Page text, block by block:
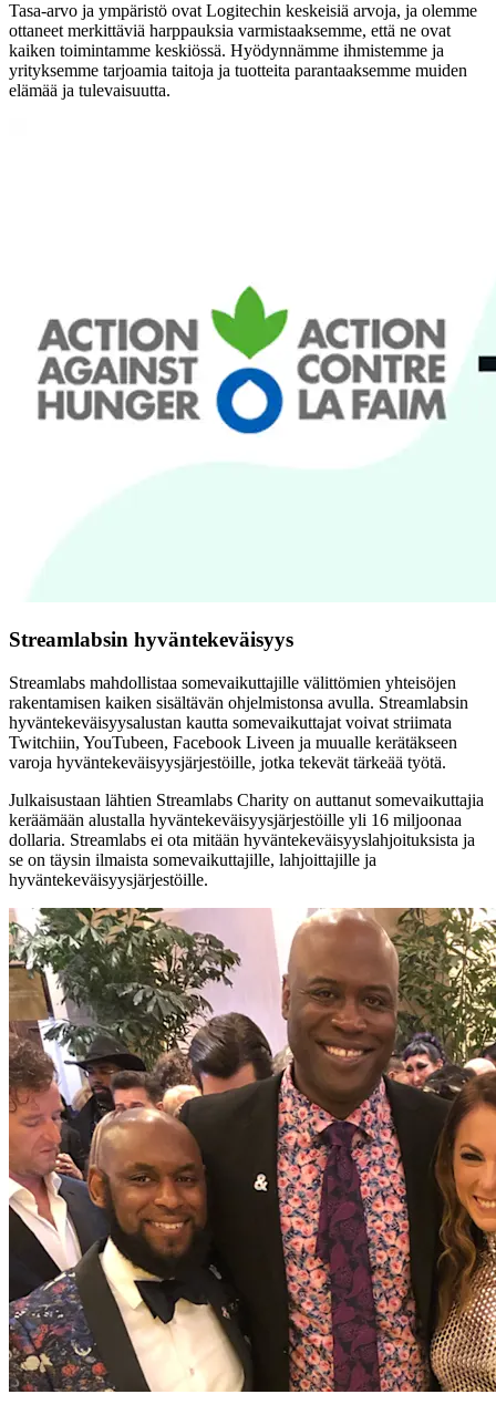
Tasa-arvo ja ympäristö ovat Logitechin keskeisiä arvoja, ja olemme
ottaneet merkittäviä harppauksia varmistaaksemme, että ne ovat
kaiken toimintamme keskiössä. Hyödynnämme ihmistemme ja
yrityksemme tarjoamia taitoja ja tuotteita parantaaksemme muiden
elämää ja tulevaisuutta.
Streamlabsin hyväntekeväisyys
Streamlabs mahdollistaa somevaikuttajille välittömien yhteisöjen
rakentamisen kaiken sisältävän ohjelmistonsa avulla. Streamlabsin
hyväntekeväisyysalustan kautta somevaikuttajat voivat striimata
Twitchiin, YouTubeen, Facebook Liveen ja muualle kerätäkseen
varoja hyväntekeväisyysjärjestöille, jotka tekevät tärkeää työtä.
Julkaisustaan lähtien Streamlabs Charity on auttanut somevaikuttajia
keräämään alustalla hyväntekeväisyysjärjestöille yli 16 miljoonaa
dollaria. Streamlabs ei ota mitään hyväntekeväisyyslahjoituksista ja
se on täysin ilmaista somevaikuttajille, lahjoittajille ja
hyväntekeväisyysjärjestöille.